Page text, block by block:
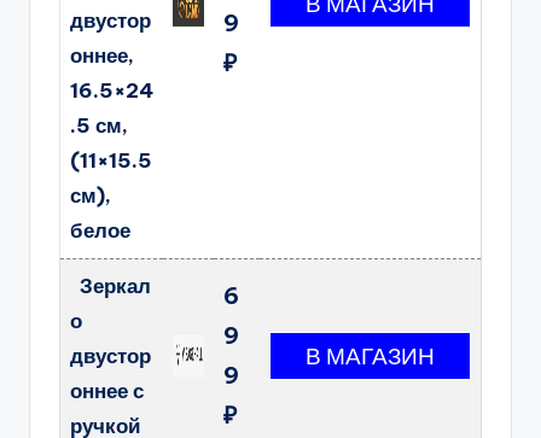
двустор
оннее,
16.5×24
.5 см,
(11×15.5
см),
белое
9
₽
Зеркал
о
двустор
оннее с
ручкой
6
9
9
₽